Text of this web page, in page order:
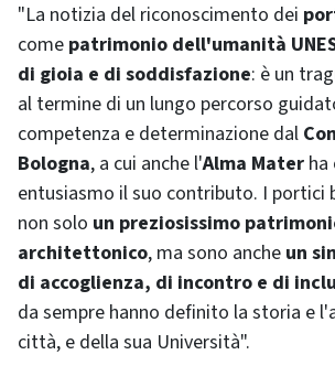
"La notizia del riconoscimento dei
come patrimonio dell'umanità
di gioia e di soddisfazione: è un
al termine di un lungo percorso
competenza e determinazione dal
Bologna, a cui anche l'Alma Mater
entusiasmo il suo contributo. I portici
non solo un preziosissimo
architettonico, ma sono anche un
di accoglienza, di incontro e di
da sempre hanno definito la storia e
città, e della sua Università".